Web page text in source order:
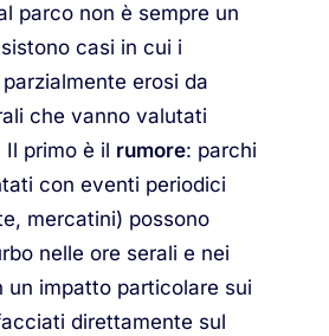
parco non è sempre un
casi in cui i
erosi da
che vanno valutati
primo è il rumore: parchi
con eventi periodici
mercatini) possono
nelle ore serali e nei
un impatto particolare sui
direttamente sul